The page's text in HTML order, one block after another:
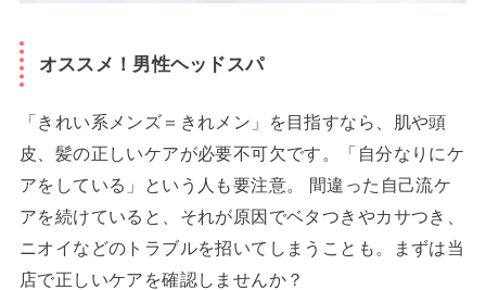
オススメ！男性ヘッドスパ
「きれい系メンズ＝きれメン」を目指すなら、肌や頭
皮、髪の正しいケアが必要不可欠です。「自分なりにケ
アをしている」という人も要注意。 間違った自己流ケ
アを続けていると、それが原因でベタつきやカサつき、
ニオイなどのトラブルを招いてしまうことも。まずは当
店で正しいケアを確認しませんか？